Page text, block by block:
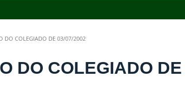
DO COLEGIADO DE 03/07/2002
DO COLEGIADO